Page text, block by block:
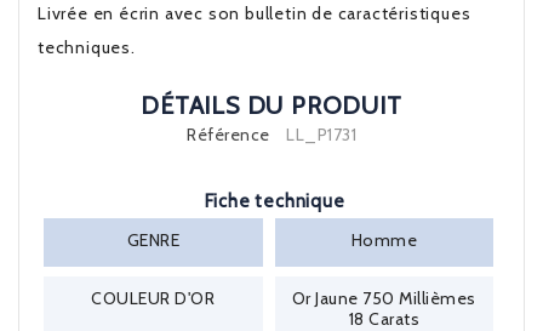
Livrée en écrin avec son bulletin de caractéristiques
techniques.
DÉTAILS DU PRODUIT
Référence LL_P1731
Fiche technique
GENRE
Homme
COULEUR D'OR
Or Jaune 750 Millièmes
18 Carats